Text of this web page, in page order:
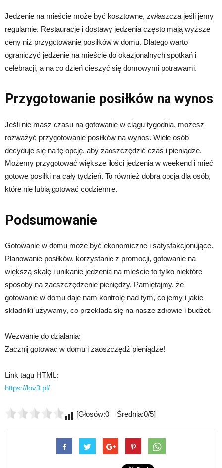
Jedzenie na mieście może być kosztowne, zwłaszcza jeśli jemy
regularnie. Restauracje i dostawy jedzenia często mają wyższe
ceny niż przygotowanie posiłków w domu. Dlatego warto
ograniczyć jedzenie na mieście do okazjonalnych spotkań i
celebracji, a na co dzień cieszyć się domowymi potrawami.
Przygotowanie posiłków na wynos
Jeśli nie masz czasu na gotowanie w ciągu tygodnia, możesz
rozważyć przygotowanie posiłków na wynos. Wiele osób
decyduje się na tę opcję, aby zaoszczędzić czas i pieniądze.
Możemy przygotować większe ilości jedzenia w weekend i mieć
gotowe posiłki na cały tydzień. To również dobra opcja dla osób,
które nie lubią gotować codziennie.
Podsumowanie
Gotowanie w domu może być ekonomiczne i satysfakcjonujące.
Planowanie posiłków, korzystanie z promocji, gotowanie na
większą skalę i unikanie jedzenia na mieście to tylko niektóre
sposoby na zaoszczędzenie pieniędzy. Pamiętajmy, że
gotowanie w domu daje nam kontrolę nad tym, co jemy i jakie
składniki używamy, co przekłada się na nasze zdrowie i budżet.
Wezwanie do działania:
Zacznij gotować w domu i zaoszczędź pieniądze!
Link tagu HTML:
https://lov3.pl/
[Głosów:0 Średnia:0/5]